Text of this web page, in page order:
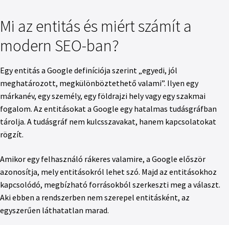
Mi az entitás és miért számít a
modern SEO-ban?
Egy entitás a Google definíciója szerint „egyedi, jól
meghatározott, megkülönböztethető valami”. Ilyen egy
márkanév, egy személy, egy földrajzi hely vagy egy szakmai
fogalom. Az entitásokat a Google egy hatalmas tudásgráfban
tárolja. A tudásgráf nem kulcsszavakat, hanem kapcsolatokat
rögzít.
Amikor egy felhasználó rákeres valamire, a Google először
azonosítja, mely entitásokról lehet szó. Majd az entitásokhoz
kapcsolódó, megbízható forrásokból szerkeszti meg a választ.
Aki ebben a rendszerben nem szerepel entitásként, az
egyszerűen láthatatlan marad.